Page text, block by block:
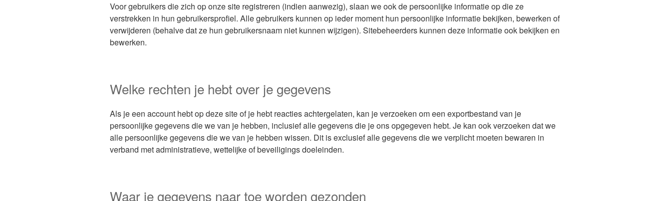
Voor gebruikers die zich op onze site registreren (indien aanwezig), slaan we ook de persoonlijke informatie op die ze
verstrekken in hun gebruikersprofiel. Alle gebruikers kunnen op ieder moment hun persoonlijke informatie bekijken, bewerken of
verwijderen (behalve dat ze hun gebruikersnaam niet kunnen wijzigen). Sitebeheerders kunnen deze informatie ook bekijken en
bewerken.
Welke rechten je hebt over je gegevens
Als je een account hebt op deze site of je hebt reacties achtergelaten, kan je verzoeken om een exportbestand van je
persoonlijke gegevens die we van je hebben, inclusief alle gegevens die je ons opgegeven hebt. Je kan ook verzoeken dat we
alle persoonlijke gegevens die we van je hebben wissen. Dit is exclusief alle gegevens die we verplicht moeten bewaren in
verband met administratieve, wettelijke of beveiligings doeleinden.
Waar je gegevens naar toe worden gezonden